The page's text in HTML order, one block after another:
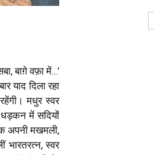
बाग़े वफ़ा में…’
याद दिला रहा
मधुर स्वर
धड़कन में सदियों
अपनी मखमली,
भारतरत्न, स्वर